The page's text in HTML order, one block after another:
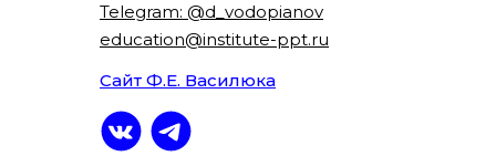
education@institute-ppt.ru
Telegram: @d_vodopianov
Сайт Ф.Е. Василюка